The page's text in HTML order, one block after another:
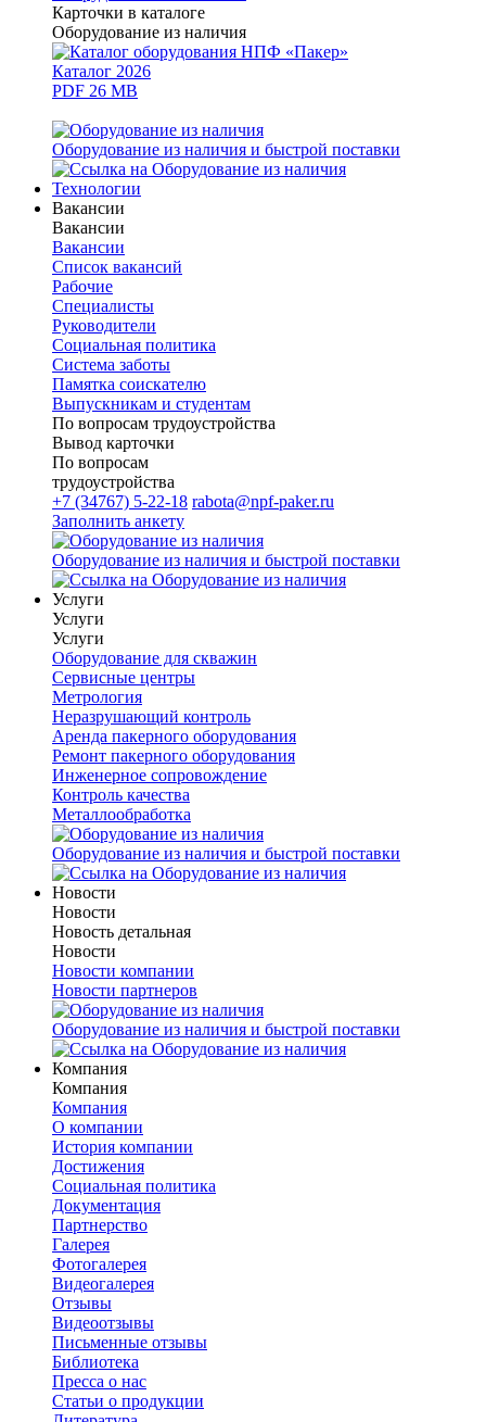
Карточки в каталоге
Оборудование из наличия
Каталог 2026
PDF 26 MB
Оборудование из наличия и быстрой поставки
Технологии
Вакансии
Вакансии
Вакансии
Список вакансий
Рабочие
Специалисты
Руководители
Cоциальная политика
Система заботы
Памятка соискателю
Выпускникам и студентам
По вопросам трудоустройства
Вывод карточки
По вопросам
трудоустройства
+7 (34767) 5-22-18 rabota@npf-paker.ru
Заполнить анкету
Оборудование из наличия и быстрой поставки
Услуги
Услуги
Услуги
Оборудование для скважин
Сервисные центры
Метрология
Неразрушающий контроль
Аренда пакерного оборудования
Ремонт пакерного оборудования
Инженерное сопровождение
Контроль качества
Металлообработка
Оборудование из наличия и быстрой поставки
Новости
Новости
Новость детальная
Новости
Новости компании
Новости партнеров
Оборудование из наличия и быстрой поставки
Компания
Компания
Компания
О компании
История компании
Достижения
Социальная политика
Документация
Партнерство
Галерея
Фотогалерея
Видеогалерея
Отзывы
Видеоотзывы
Письменные отзывы
Библиотека
Пресса о нас
Статьи о продукции